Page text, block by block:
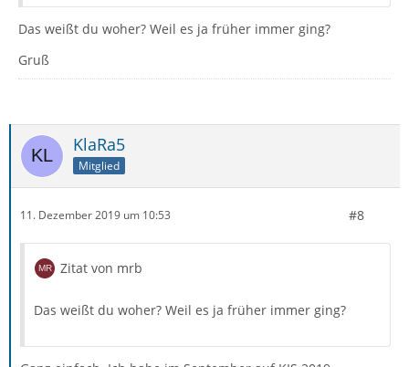
Das weißt du woher? Weil es ja früher immer ging?
Gruß
KlaRa5
Mitglied
11. Dezember 2019 um 10:53 #8
Zitat von mrb
Das weißt du woher? Weil es ja früher immer ging?